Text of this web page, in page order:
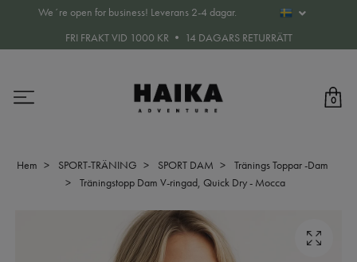
We´re open for business! Leverans 2-4 dagar.
FRI FRAKT VID 1000 KR • 14 DAGARS RETURRÄTT
0
Hem SPORT-TRÄNING SPORT DAM
Tränings Toppar -Dam
Träningstopp Dam V-ringad, Quick Dry - Mocca